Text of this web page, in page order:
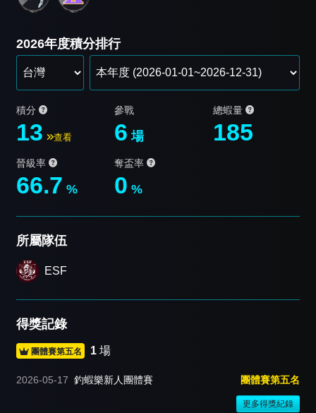
2026年度積分排行
積分
13 查看
參戰
6場
總蝦量
185
晉級率
66.7%
奪盃率
0 %
所屬隊伍
ESF
得獎記錄
團體賽第五名 1 場
2026-05-17 釣蝦樂新人團體賽 團體賽第五名
更多得獎紀錄